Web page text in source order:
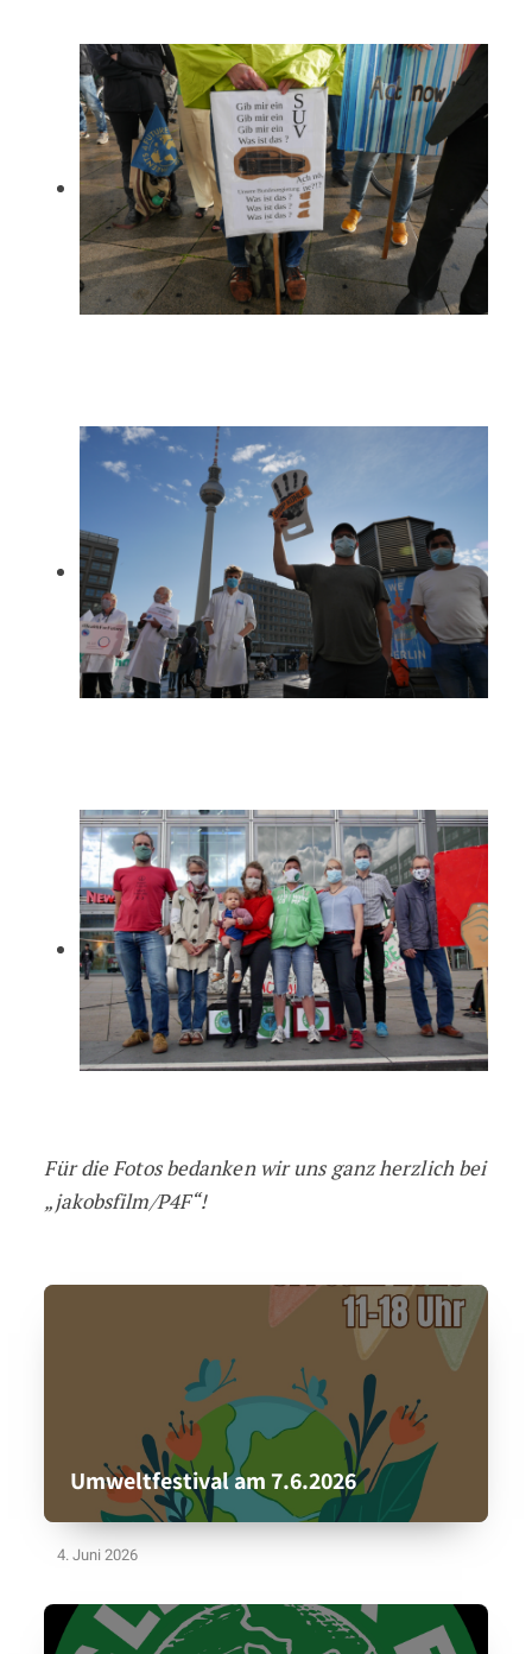
Für die Fotos bedanken wir uns ganz herzlich bei
„jakobsfilm/P4F“!
Umweltfestival am 7.6.2026
4. Juni 2026